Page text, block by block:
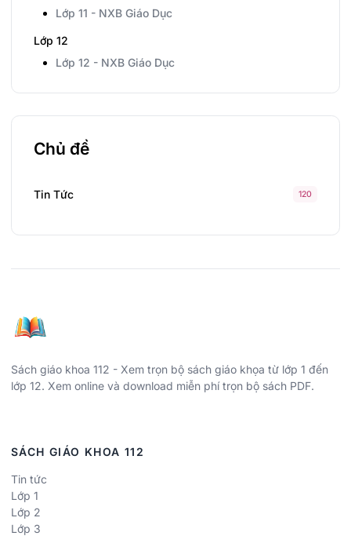
Lớp 11 - NXB Giáo Dục
Lớp 12
Lớp 12 - NXB Giáo Dục
Chủ đề
Tin Tức 120
Sách giáo khoa 112 - Xem trọn bộ sách giáo khọa từ lớp 1 đến
lớp 12. Xem online và download miễn phí trọn bộ sách PDF.
SÁCH GIÁO KHOA 112
Tin tức
Lớp 1
Lớp 2
Lớp 3